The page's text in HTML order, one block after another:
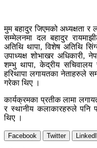
मुम बहादुर जिएमको अध्यक्षता र
सम्मेलनमा दल बहादुर
अतिथि थापा, विशेष अतिथि
उपाध्यक्ष शोभाखर अधिकारी,
शम्भु थापा, केद्रीय सचिवालय
हरिथापा लगायतका नेताहरुले
गरेका थिए ।
कार्यक्रमका प्रतीक लामा
र स्थानीय कलाकारहरुले पनि
थिए ।
Facebook Twitter